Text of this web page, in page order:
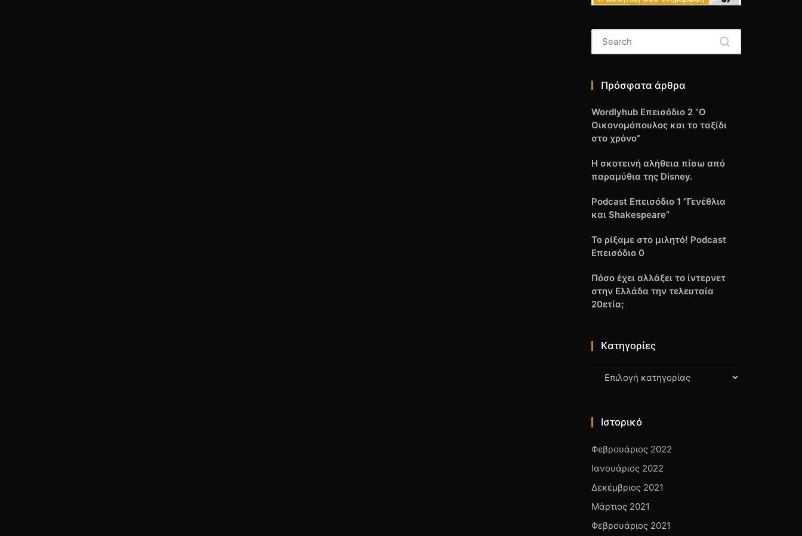
Πρόσφατα άρθρα
Wordlyhub Επεισόδιο 2 “Ο
Οικονομόπουλος και το ταξίδι
στο χρόνο”
Η σκοτεινή αλήθεια πίσω από
παραμύθια της Disney.
Podcast Επεισόδιο 1 “Γενέθλια
και Shakespeare”
Το ρίξαμε στο μιλητό! Podcast
Επεισόδιο 0
Πόσο έχει αλλάξει το ίντερνετ
στην Ελλάδα την τελευταία
20ετία;
Kατηγορίες
Kατηγορίες
Ιστορικό
Φεβρουάριος 2022
Ιανουάριος 2022
Δεκέμβριος 2021
Μάρτιος 2021
Φεβρουάριος 2021